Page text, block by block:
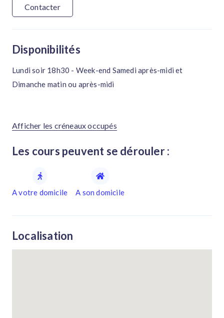
Contacter
Disponibilités
Lundi soir 18h30 - Week-end Samedi après-midi et
Dimanche matin ou après-midi
Afficher les créneaux occupés
Les cours peuvent se dérouler :
A votre domicile A son domicile
Localisation